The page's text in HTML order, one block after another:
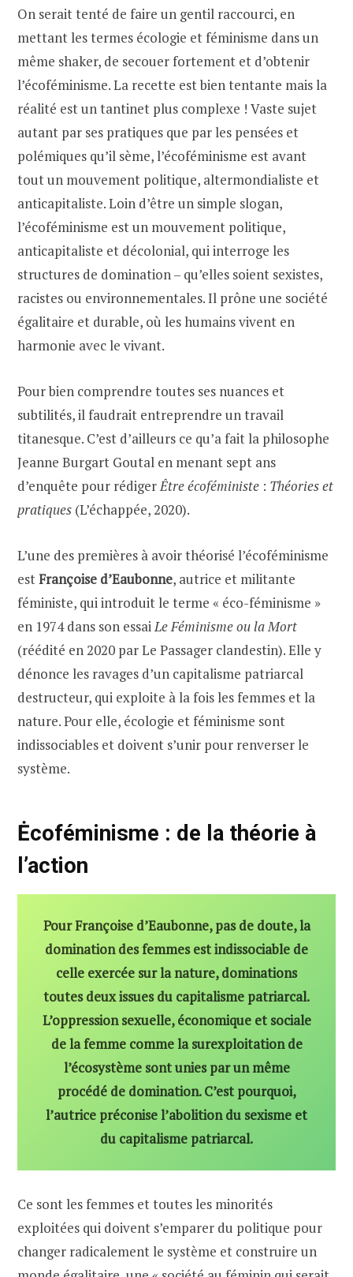
On serait tenté de faire un gentil raccourci, en
mettant les termes écologie et féminisme dans un
même shaker, de secouer fortement et d’obtenir
l’écoféminisme. La recette est bien tentante mais la
réalité est un tantinet plus complexe ! Vaste sujet
autant par ses pratiques que par les pensées et
polémiques qu’il sème, l’écoféminisme est avant
tout un mouvement politique, altermondialiste et
anticapitaliste. Loin d’être un simple slogan,
l’écoféminisme est un mouvement politique,
anticapitaliste et décolonial, qui interroge les
structures de domination – qu’elles soient sexistes,
racistes ou environnementales. Il prône une société
égalitaire et durable, où les humains vivent en
harmonie avec le vivant.
Pour bien comprendre toutes ses nuances et
subtilités, il faudrait entreprendre un travail
titanesque. C’est d’ailleurs ce qu’a fait la philosophe
Jeanne Burgart Goutal en menant sept ans
d’enquête pour rédigerÊtre écoféministe : Théories et
pratiques (L’échappée, 2020).
L’une des premières à avoir théorisé l’écoféminisme
estFrançoise d’Eaubonne, autrice et militante
féministe, qui introduit le terme « éco-féminisme »
en 1974 dans son essaiLe Féminisme ou la Mort
(réédité en 2020 par Le Passager clandestin). Elle y
dénonce les ravages d’un capitalisme patriarcal
destructeur, qui exploite à la fois les femmes et la
nature. Pour elle, écologie et féminisme sont
indissociables et doivent s’unir pour renverser le
système.
Ėcoféminisme : de la théorie à
l’action
Pour Françoise d’Eaubonne, pas de doute, la
domination des femmes est indissociable de
celle exercée sur la nature, dominations
toutes deux issues du capitalisme patriarcal.
L’oppression sexuelle, économique et sociale
de la femme comme la surexploitation de
l’écosystème sont unies par un même
procédé de domination. C’est pourquoi,
l’autrice préconise l’abolition du sexisme et
du capitalisme patriarcal.
Ce sont les femmes et toutes les minorités
exploitées qui doivent s’emparer du politique pour
changer radicalement le système et construire un